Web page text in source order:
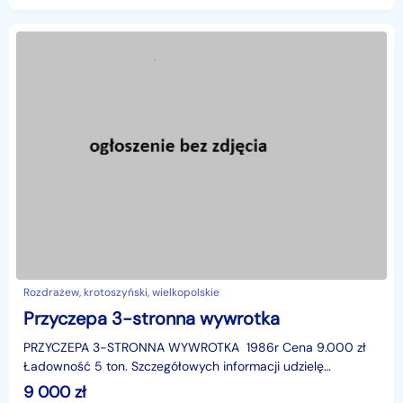
Rozdrażew, krotoszyński, wielkopolskie
Przyczepa 3-stronna wywrotka
PRZYCZEPA 3-STRONNA WYWROTKA 1986r Cena 9.000 zł
Ładowność 5 ton. Szczegółowych informacji udzielę
telefonicznieTel. 503-961-423
9 000zł